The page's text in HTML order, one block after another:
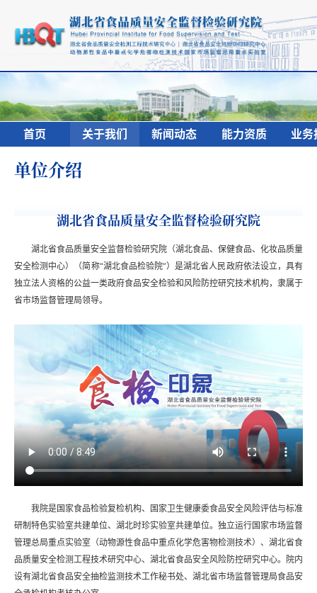
首页 关于我们 新闻动态 能力资质 业务
单位介绍
湖北省食品质量安全监督检验研究院
湖北省食品质量安全监督检验研究院（湖北食品、保健食品、化妆品质量
安全检测中心）（简称“湖北食品检验院”）是湖北省人民政府依法设立，具有
独立法人资格的公益一类政府食品安全检验和风险防控研究技术机构，隶属于
省市场监督管理局领导。
我院是国家食品检验复检机构、国家卫生健康委食品安全风险评估与标准
研制特色实验室共建单位、湖北时珍实验室共建单位。独立运行国家市场监督
管理总局重点实验室（动物源性食品中重点化学危害物检测技术）、湖北省食
品质量安全检测工程技术研究中心、湖北省食品安全风险防控研究中心。院内
设有湖北省食品安全抽检监测技术工作秘书处、湖北省市场监督管理局食品安